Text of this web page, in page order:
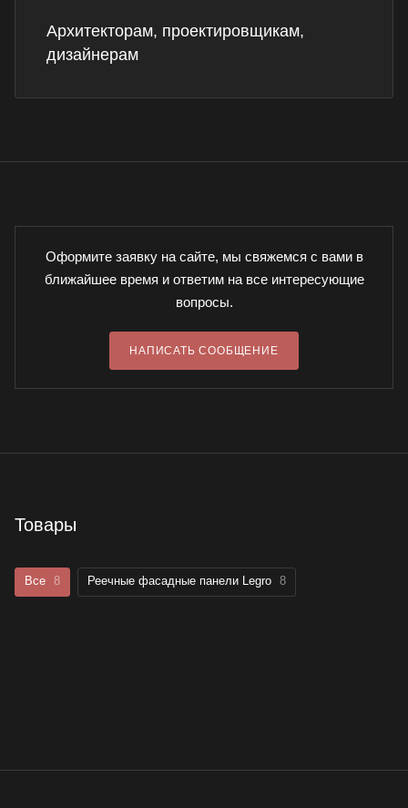
Архитекторам, проектировщикам,
дизайнерам
Оформите заявку на сайте, мы свяжемся с вами в
ближайшее время и ответим на все интересующие
вопросы.
НАПИСАТЬ СООБЩЕНИЕ
Товары
Все 8 Реечные фасадные панели Legro 8